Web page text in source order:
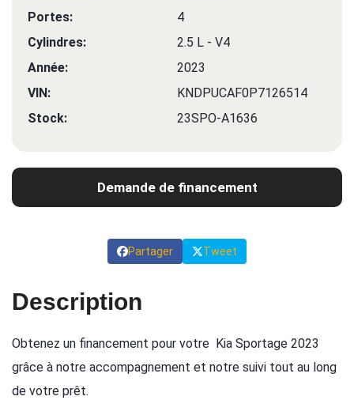
Portes:
4
Cylindres:
2.5 L - V4
Année:
2023
VIN:
KNDPUCAF0P7126514
Stock:
23SPO-A1636
Demande de financement
Partager Tweet
Description
Obtenez un financement pour votre Kia Sportage 2023
grâce à notre accompagnement et notre suivi tout au long
de votre prêt.